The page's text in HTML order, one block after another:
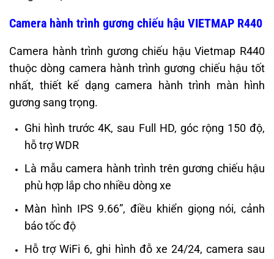
Camera hành trình gương chiếu hậu VIETMAP R440
Camera hành trình gương chiếu hậu Vietmap R440
thuộc dòng camera hành trình gương chiếu hậu tốt
nhất, thiết kế dạng camera hành trình màn hình
gương sang trọng.
Ghi hình trước 4K, sau Full HD, góc rộng 150 độ,
hỗ trợ WDR
Là mẫu camera hành trình trên gương chiếu hậu
phù hợp lắp cho nhiều dòng xe
Màn hình IPS 9.66”, điều khiển giọng nói, cảnh
báo tốc độ
Hỗ trợ WiFi 6, ghi hình đỗ xe 24/24, camera sau